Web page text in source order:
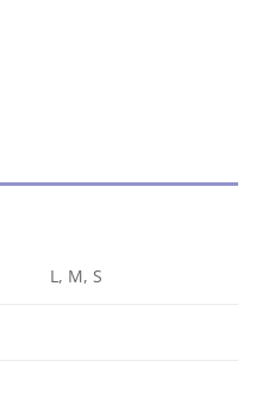
L, M, S